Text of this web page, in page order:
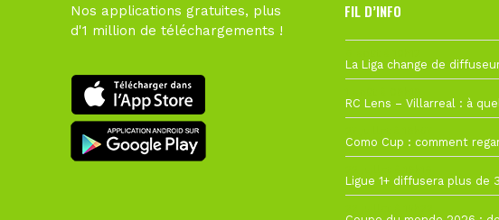
Nos applications gratuites, plus
d'1 million de téléchargements !
FIL D’INFO